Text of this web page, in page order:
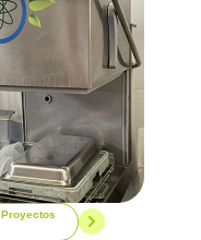
Proyectos